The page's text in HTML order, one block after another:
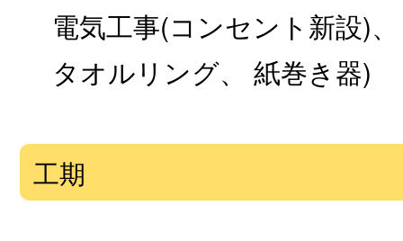
電気工事(コンセント新設)
タオルリング、 紙巻き器)
工期